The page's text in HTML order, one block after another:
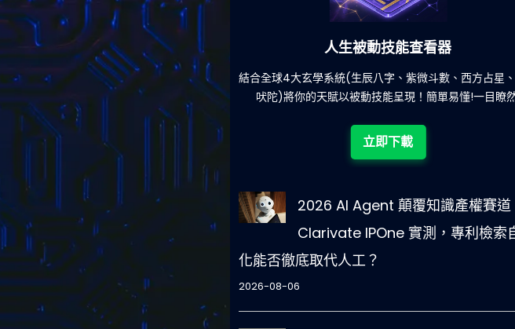
人生被動技能查看器
結合全球4大玄學系統(生辰八字、紫微斗數、西方占星、印度
吠陀)將你的天賦以被動技能呈現！簡單易懂!一目瞭然!
六合彩發達神器
減少超過500萬個低概率中獎組合
2026 AI Agent 顛覆知識產權賽道
Clarivate IPOne 實測，專利檢索
化能否徹底取代人工？
2026-08-06